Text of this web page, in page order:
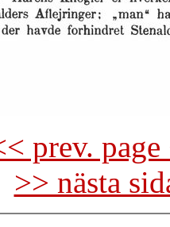
prev.
>> nästa